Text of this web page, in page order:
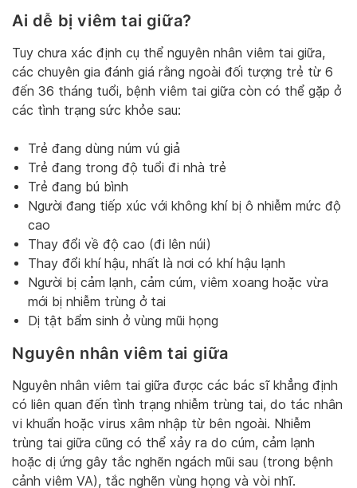
Ai dễ bị viêm tai giữa?
Tuy chưa xác định cụ thể nguyên nhân viêm tai giữa,
các chuyên gia đánh giá rằng ngoài đối tượng trẻ từ 6
đến 36 tháng tuổi, bệnh viêm tai giữa còn có thể gặp ở
các tình trạng sức khỏe sau:
Trẻ đang dùng núm vú giả
Trẻ đang trong độ tuổi đi nhà trẻ
Trẻ đang bú bình
Người đang tiếp xúc với không khí bị ô nhiễm mức độ
cao
Thay đổi về độ cao (đi lên núi)
Thay đổi khí hậu, nhất là nơi có khí hậu lạnh
Người bị cảm lạnh, cảm cúm, viêm xoang hoặc vừa
mới bị nhiễm trùng ở tai
Dị tật bẩm sinh ở vùng mũi họng
Nguyên nhân viêm tai giữa
Nguyên nhân viêm tai giữa được các bác sĩ khẳng định
có liên quan đến tình trạng nhiễm trùng tai, do tác nhân
vi khuẩn hoặc virus xâm nhập từ bên ngoài. Nhiễm
trùng tai giữa cũng có thể xảy ra do cúm, cảm lạnh
hoặc dị ứng gây tắc nghẽn ngách mũi sau (trong bệnh
cảnh viêm VA), tắc nghẽn vùng họng và vòi nhĩ.